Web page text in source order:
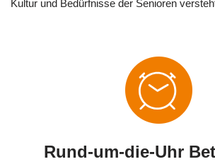
Kultur und Bedürfnisse der Senioren
Rund-um-die-Uhr